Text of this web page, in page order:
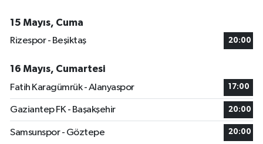
15 Mayıs, Cuma
Rizespor - Beşiktaş
20:00
16 Mayıs, Cumartesi
Fatih Karagümrük - Alanyaspor
17:00
Gaziantep FK - Başakşehir 20:00
Samsunspor - Göztepe 20:00